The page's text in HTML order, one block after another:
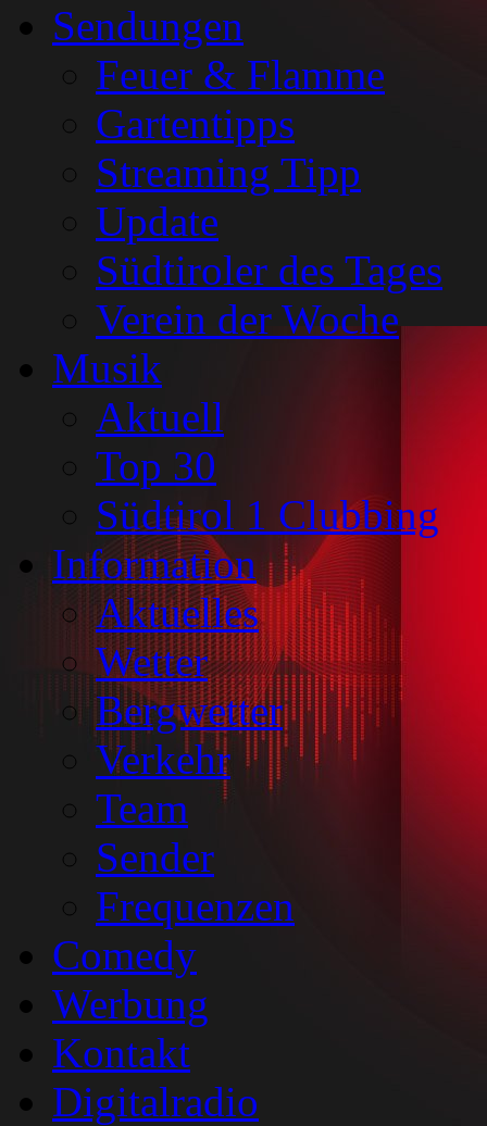
Sendungen
Feuer & Flamme
Gartentipps
Streaming Tipp
Update
Südtiroler des Tages
Verein der Woche
Musik
Aktuell
Top 30
Südtirol 1 Clubbing
Information
Aktuelles
Wetter
Bergwetter
Verkehr
Team
Sender
Frequenzen
Comedy
Werbung
Kontakt
Digitalradio